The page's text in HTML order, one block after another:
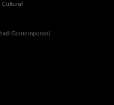
Cultural
Contemporani